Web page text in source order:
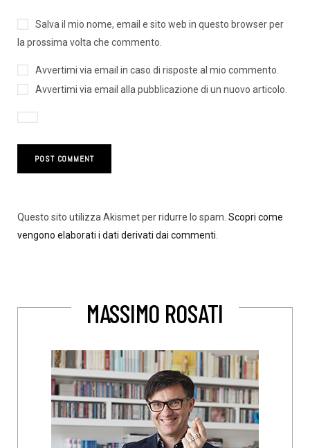
Salva il mio nome, email e sito web in questo browser per
la prossima volta che commento.
Avvertimi via email in caso di risposte al mio commento.
Avvertimi via email alla pubblicazione di un nuovo articolo.
Questo sito utilizza Akismet per ridurre lo spam. Scopri come
vengono elaborati i dati derivati dai commenti
MASSIMO ROSATI